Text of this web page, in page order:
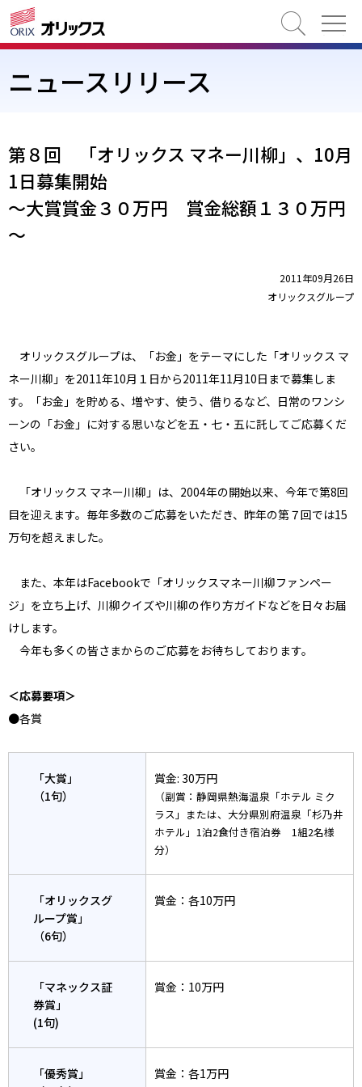
検索
ニュースリリース
第８回 「オリックス マネー川柳」、10月
1日募集開始
～大賞賞金３０万円 賞金総額１３０万円
～
2011年09月26日
オリックスグループ
オリックスグループは、「お金」をテーマにした「オリックス マ
ネー川柳」を2011年10月１日から2011年11月10日まで募集しま
す。「お金」を貯める、増やす、使う、借りるなど、日常のワンシ
ーンの「お金」に対する思いなどを五・七・五に託してご応募くだ
さい。
「オリックス マネー川柳」は、2004年の開始以来、今年で第8回
目を迎えます。毎年多数のご応募をいただき、昨年の第７回では15
万句を超えました。
また、本年はFacebookで「オリックスマネー川柳ファンペー
ジ」を立ち上げ、川柳クイズや川柳の作り方ガイドなどを日々お届
けします。
今年も多くの皆さまからのご応募をお待ちしております。
＜応募要項＞
●各賞
「大賞」
（1句）
賞金: 30万円
（副賞：静岡県熱海温泉「ホテル ミク
ラス」または、大分県別府温泉「杉乃井
ホテル」1泊2食付き宿泊券 1組2名様
分）
「オリックスグ
ループ賞」
（6句）
賞金：各10万円
「マネックス証
券賞」
(1句)
賞金：10万円
「優秀賞」
賞金：各1万円